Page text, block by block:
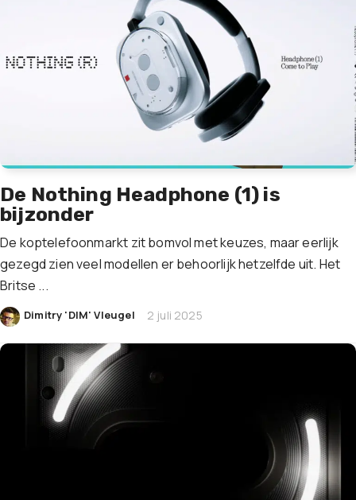
De Nothing Headphone (1) is
bijzonder
De koptelefoonmarkt zit bomvol met keuzes, maar eerlijk
gezegd zien veel modellen er behoorlijk hetzelfde uit. Het
Britse ...
Dimitry 'DIM' Vleugel 2 juli 2025